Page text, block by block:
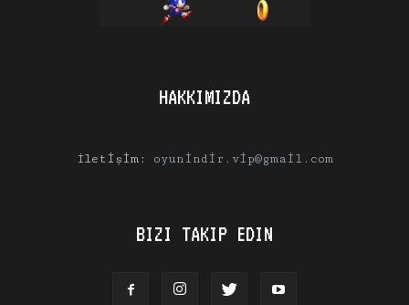
HAKKIMIZDA
İletişim: oyunindir.vip@gmail.com
BIZI TAKIP EDIN